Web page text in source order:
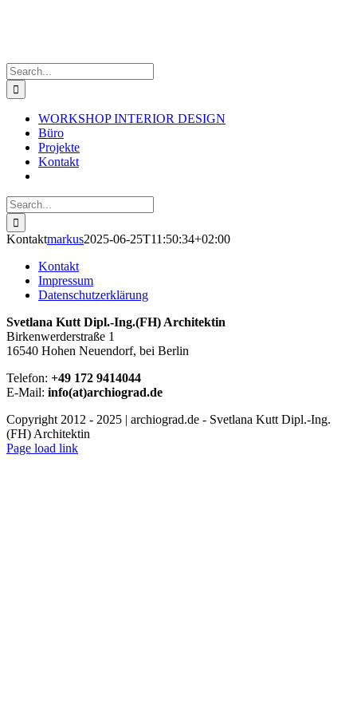
Search
for:
WORKSHOP INTERIOR DESIGN
Büro
Projekte
Kontakt
Search
for:
Kontaktmarkus2025-06-25T11:50:34+02:00
Kontakt
Impressum
Datenschutzerklärung
Svetlana Kutt Dipl.-Ing.(FH) Architektin
Birkenwerderstraße 1
16540 Hohen Neuendorf, bei Berlin
Telefon: +49 172 9414044
E-Mail: info(at)archiograd.de
Copyright 2012 - 2025 | archiograd.de - Svetlana Kutt Dipl.-Ing.
(FH) Architektin
Page load link